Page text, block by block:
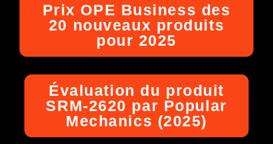
Prix OPE Business des
20 nouveaux produits
pour 2025
Évaluation du produit
SRM-2620 par Popular
Mechanics (2025)